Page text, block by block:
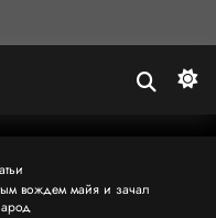
вождем майя и зачал